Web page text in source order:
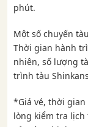
phút.
Một số chuyến
Thời gian hành
nhiên, số lượng
trình tàu
*Giá vé, thời gian
lòng kiểm tra